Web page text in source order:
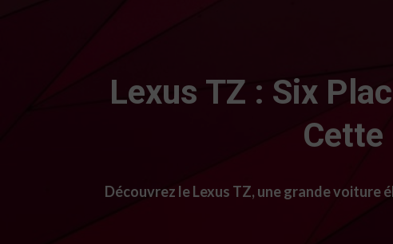
Lexus TZ : Six
Cette
Découvrez le Lexus TZ, une grande voiture